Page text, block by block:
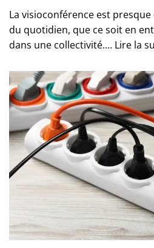
La visioconférence est
du quotidien, que ce soit en
dans une collectivité.… Lire la